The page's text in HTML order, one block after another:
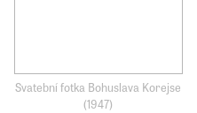
Svatební fotka Bohuslava Korejse
(1947)